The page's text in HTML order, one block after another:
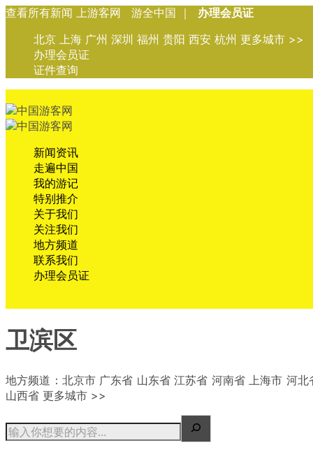
查看所有新闻 上游客网 游全中国 ｜
办理会员证
北京 上海 广州 深圳 福州 贵阳 西安 杭州 更多城市 >>
办理会员证
证件查询
新闻资讯
走遍中国
我的游记
特别推介
关于我们
关注我们
地方频道
联系我们
办理会员证
卫滨区
地方频道：北京市 广东省 山东省 江苏省 河南省 上海市 河
山西省 更多城市 >>